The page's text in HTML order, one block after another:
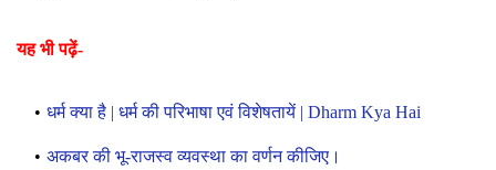
यह भी पढ़ें-
धर्म क्या है | धर्म की परिभाषा एवं विशेषतायें | Dharm Kya Hai
अकबर की भू-राजस्व व्यवस्था का वर्णन कीजिए।